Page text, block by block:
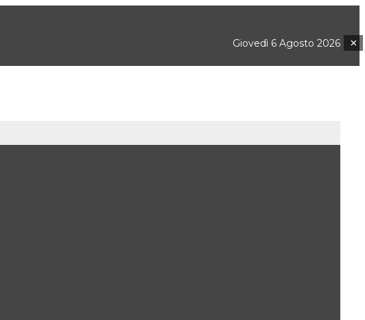
Giovedì 6 Agosto 2026
×